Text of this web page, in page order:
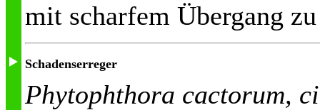
mit scharfem Übergang
Schadenserreger
Phytophthora cactorum,